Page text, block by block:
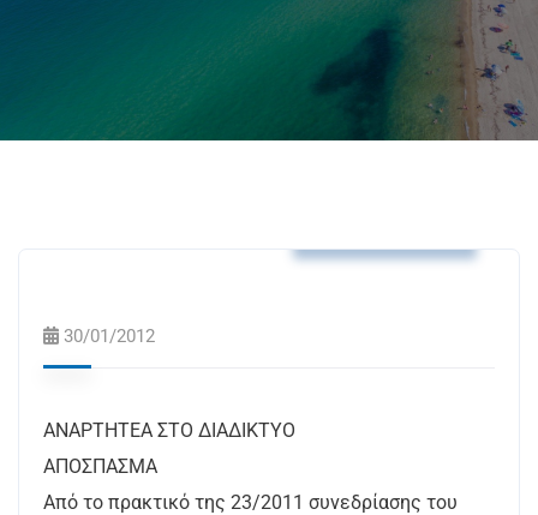
30/01/2012
ΑΝΑΡΤΗΤΕΑ ΣΤΟ ΔΙΑΔΙΚΤΥΟ
ΑΠΟΣΠΑΣΜΑ
Από το πρακτικό της 23/2011 συνεδρίασης του